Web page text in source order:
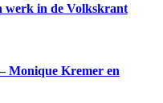
werk in de Volkskrant
Monique Kremer en